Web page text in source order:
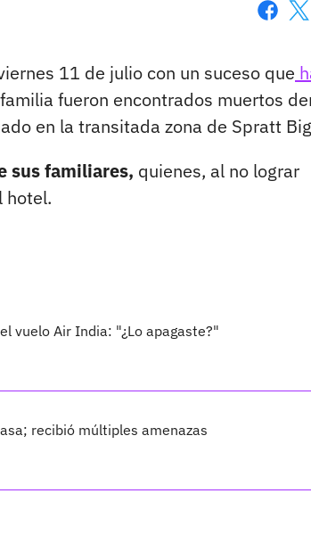
11 de julio con un suceso que
fueron encontrados muertos
en la transitada zona de Spratt
sus familiares, quienes, al no lograr
hotel.
vuelo Air India: "¿Lo apagaste?"
recibió múltiples amenazas